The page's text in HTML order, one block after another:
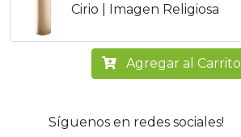
Cirio | Imagen Religiosa
Agregar al Carrito
Síguenos en redes sociales!